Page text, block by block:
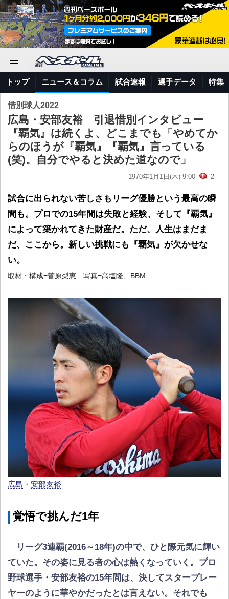
トップ ニュース＆コラム 試合速報 選手データ 特集
惜別球人2022
広島・安部友裕 引退惜別インタビュー
『覇気』は続くよ、どこまでも「やめてか
らのほうが『覇気』『覇気』言っている
(笑)。自分でやると決めた道なので」
1970年1月1日(木) 9:00 2
試合に出られない苦しさもリーグ優勝という最高の瞬
間も。プロでの15年間は失敗と経験、そして『覇気』
によって築かれてきた財産だ。ただ、人生はまだま
だ、ここから。新しい挑戦にも『覇気』が欠かせな
い。
取材・構成=菅原梨恵 写真=高塩隆、BBM
広島 ・ 安部友裕
覚悟で挑んだ1年
リーグ3連覇(2016～18年)の中で、ひと際元気に輝い
ていた。その姿に見る者の心は熱くなっていく。プロ
野球選手・安部友裕の15年間は、決してスタープレー
ヤーのように華やかだったとは言えない。それでも